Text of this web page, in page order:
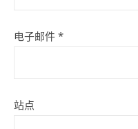
电子邮件 *
站点